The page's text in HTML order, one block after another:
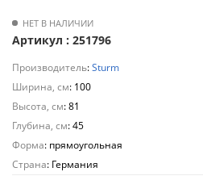
пищевых
отходов
Комплект
мебели
Fargo 60
(тумба с
Комплект
мебели
Fargo 60
(тумба с
НЕТ В НАЛИЧИИ
Артикул : 251796
Производитель:Sturm
Ширина, см: 100
Высота, см: 81
Глубина, см: 45
Форма: прямоугольная
Страна: Германия